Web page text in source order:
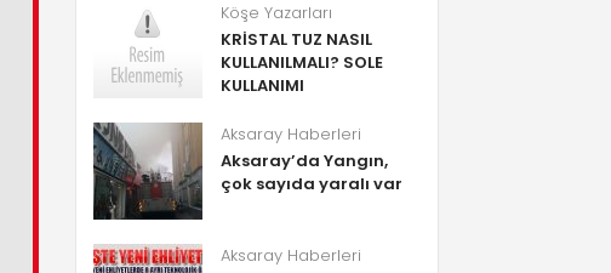
Köşe Yazarları
KRİSTAL TUZ NASIL
KULLANILMALI? SOLE
KULLANIMI
Aksaray Haberleri
Aksaray’da Yangın,
çok sayıda yaralı var
Aksaray Haberleri